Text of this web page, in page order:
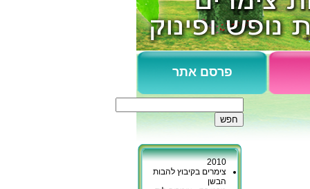
פרסם אתר
כפר יובל - המלצות
2010
צימרים בקיבוץ להבות
הבשן